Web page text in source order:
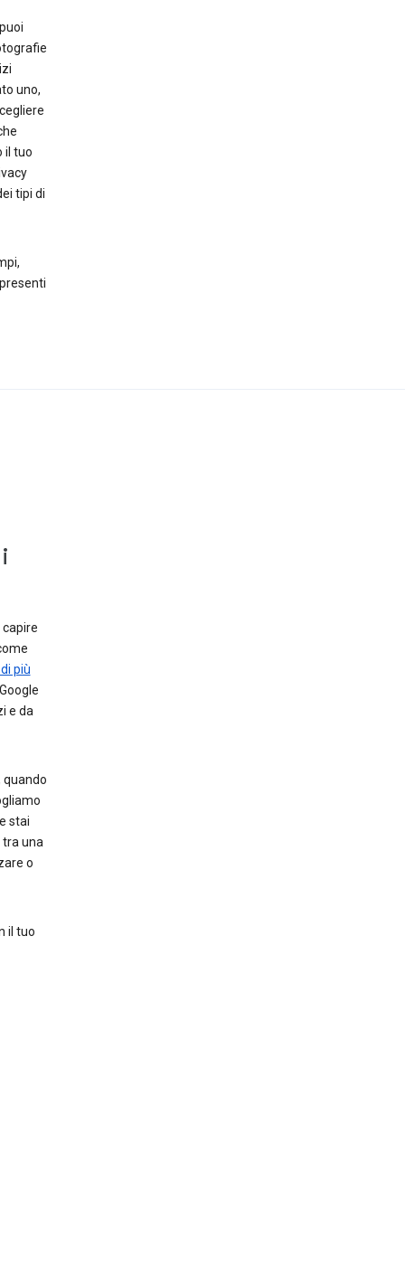
uno,
il tuo
tipi di
più
e da
quando
stai
una
o
il tuo